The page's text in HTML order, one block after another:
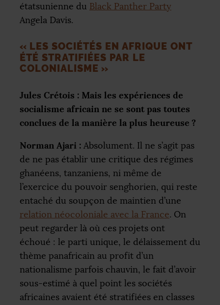
étatsunienne du Black Panther Party
Angela Davis.
« LES SOCIÉTÉS EN AFRIQUE ONT
ÉTÉ STRATIFIÉES PAR LE
COLONIALISME »
Jules Crétois : Mais les expériences de
socialisme africain ne se sont pas toutes
conclues de la manière la plus heureuse ?
Norman Ajari : Absolument. Il ne s’agit pas
de ne pas établir une critique des régimes
ghanéens, tanzaniens, ni même de
l’exercice du pouvoir senghorien, qui reste
entaché du soupçon de maintien d’une
relation néocoloniale avec la France. On
peut regarder là où ces projets ont
échoué : le parti unique, le délaissement du
thème panafricain au profit d’un
nationalisme parfois chauvin, le fait d’avoir
sous-estimé à quel point les sociétés
africaines avaient été stratifiées en classes